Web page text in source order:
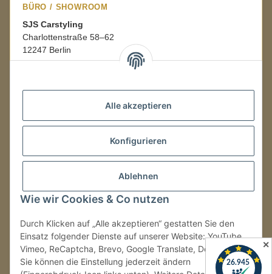
Alle akzeptieren
Konfigurieren
Ablehnen
Wie wir Cookies & Co nutzen
Durch Klicken auf „Alle akzeptieren“ gestatten Sie den
Einsatz folgender Dienste auf unserer Website: YouTube,
Vimeo, ReCaptcha, Brevo, Google Translate, Doofinder.
Sie können die Einstellung jederzeit ändern
BÜRO / SHOWROOM
SJS Carstyling
Charlottenstraße 58–62
12247 Berlin
08:00–16:00 Uhr
LAGER / RETOUREN
Packmonster Fulfillment
SJS Carstyling Lager
Retouren ausschließlich an diese Adresse.
Tel.:+49 (0) 30 36417228
E-Mail:info@sjs-carstyling.com
✕